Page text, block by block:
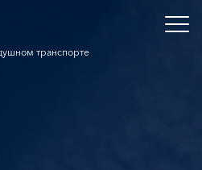
транспорте